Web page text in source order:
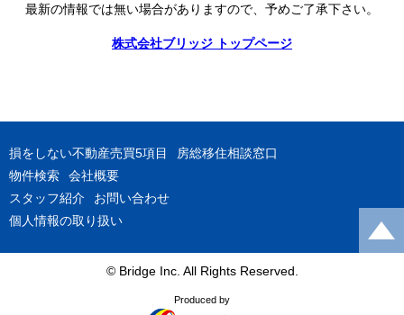
最新の情報では無い場合がありますので、 予めご了承下さい。
株式会社ブリッジ トップページ
損をしない不動産売買5項目
房総移住相談窓口
物件検索
会社概要
スタッフ紹介
お問い合わせ
個人情報の取り扱い
© Bridge Inc. All Rights Reserved.
Produced by